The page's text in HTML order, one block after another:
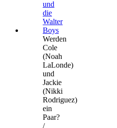
Werden
Cole
(Noah
LaLonde)
und
Jackie
(Nikki
Rodriguez)
ein
Paar?
/